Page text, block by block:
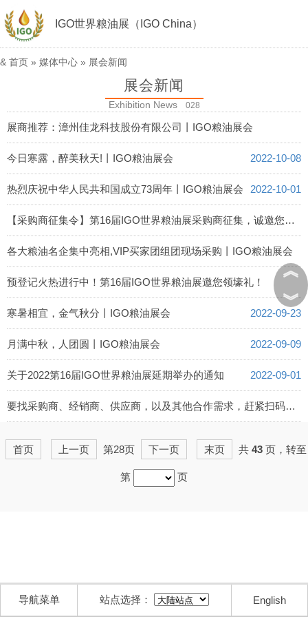
IGO世界粮油展（IGO China）
& 首页 » 媒体中心 » 展会新闻
展会新闻
Exhibition News 028
展商推荐：漳州佳龙科技股份有限公司丨IGO粮油展会
2022-10-12
今日寒露，醉美秋天!丨IGO粮油展会 2022-10-08
热烈庆祝中华人民共和国成立73周年丨IGO粮油展会 2022-10-01
【采购商征集令】第16届IGO世界粮油展采购商征集，诚邀您参与，采购不用愁！
2022-09-25
各大粮油名企集中亮相,VIP买家团组团现场采购丨IGO粮油展会
2022-09-25
预登记火热进行中！第16届IGO世界粮油展邀您领壕礼！
2022-09-24
寒暑相宜，金气秋分丨IGO粮油展会 2022-09-23
月满中秋，人团圆丨IGO粮油展会 2022-09-09
关于2022第16届IGO世界粮油展延期举办的通知 2022-09-01
要找采购商、经销商、供应商，以及其他合作需求，赶紧扫码吧！丨IGO粮油展会
首页
上一页 第28页 下一页 末页 共 43页，转至
第 页
︽
︾
导航菜单 站点选择： English